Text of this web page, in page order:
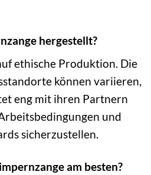
hergestellt?
ethische Produktion. Die
können variieren,
eng mit ihren Partnern
und
sicherzustellen.
am besten?